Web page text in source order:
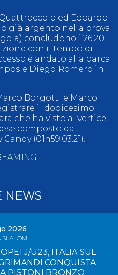
ed Edoardo
già argento nella prova
concludono i 26,20
con il tempo di
è andato alla barca
e Diego Romero in
Borgotti e Marco
il dodicesimo
che ha visto al vertice
composto da
(01h59.03.21).
NEWS
2026
SLALOM
J/U23, ITALIA SUL
CONQUISTA
PISTONI BRONZO